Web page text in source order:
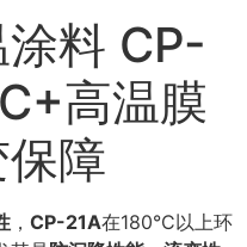
料 CP-
高温膜
障
， CP-21A在180°C以上环